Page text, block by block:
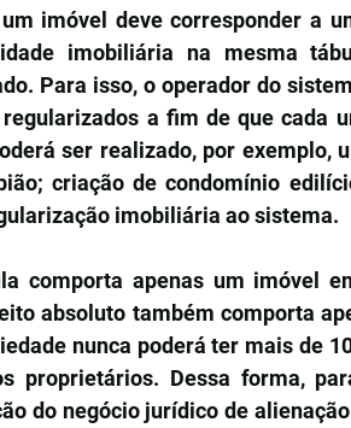
imóvel deve corresponder a
imobiliária na mesma
Para isso, o operador do
a fim de que cada
ser realizado, por exemplo,
criação de condomínio
imobiliária ao sistema.
comporta apenas um imóvel
absoluto também comporta
nunca poderá ter mais de
proprietários. Dessa forma,
do negócio jurídico de